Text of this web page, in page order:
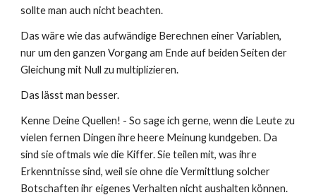
sollte man auch nicht beachten.
Das wäre wie das aufwändige Berechnen einer Variablen,
nur um den ganzen Vorgang am Ende auf beiden Seiten der
Gleichung mit Null zu multiplizieren.
Das lässt man besser.
Kenne Deine Quellen! - So sage ich gerne, wenn die Leute zu
vielen fernen Dingen ihre heere Meinung kundgeben. Da
sind sie oftmals wie die Kiffer. Sie teilen mit, was ihre
Erkenntnisse sind, weil sie ohne die Vermittlung solcher
Botschaften ihr eigenes Verhalten nicht aushalten können.